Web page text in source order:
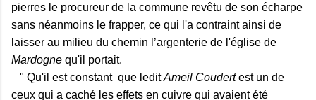
pierres le procureur de la commune revêtu de son écharpe
sans néanmoins le frapper, ce qui l'a contraint ainsi de
laisser au milieu du chemin l’argenterie de l'église de
Mardogne qu'il portait.
" Qu'il est constant que leditAmeil Coudertest un de
ceux qui a caché les effets en cuivre qui avaient été